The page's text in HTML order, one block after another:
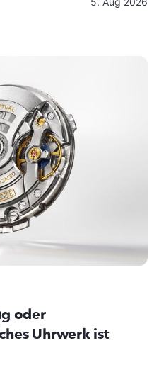
oder
Uhrwerk ist